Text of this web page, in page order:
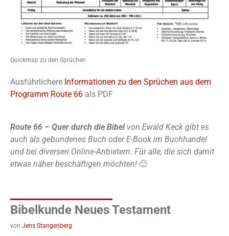
Quickmap zu den Sprüchen
Ausführlichere Informationen zu den Sprüchen aus dem
Programm Route 66 als PDF
Route 66 – Quer durch die Bibel von Ewald Keck gibt es
auch als gebundenes Buch oder E-Book im Buchhandel
und bei diversen Online-Anbietern. Für alle, die sich damit
etwas näher beschäftigen möchten! 🙂
Bibelkunde Neues Testament
von Jens Stangenberg